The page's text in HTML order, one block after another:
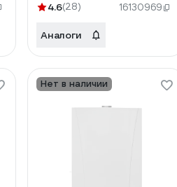
4.6(28) 16130969
Аналоги
Нет в наличии